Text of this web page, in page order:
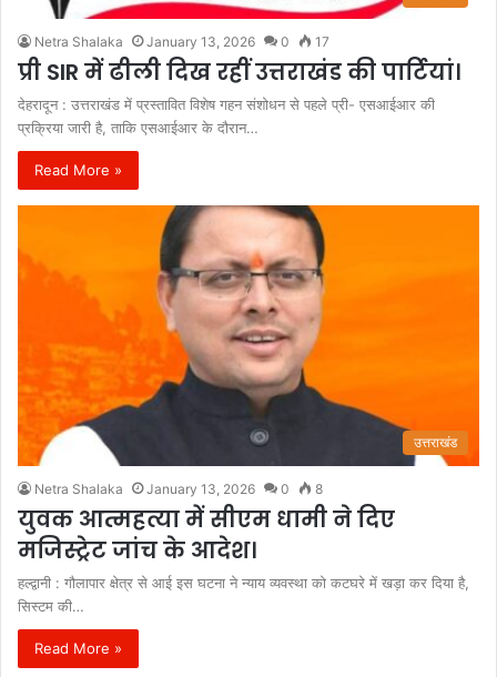
Netra Shalaka January 13, 2026 0 17
प्री SIR में ढीली दिख रहीं उत्तराखंड की पार्टियां।
देहरादून : उत्तराखंड में प्रस्तावित विशेष गहन संशोधन से पहले प्री- एसआईआर की
प्रक्रिया जारी है, ताकि एसआईआर के दौरान…
Read More »
उत्तराखंड
Netra Shalaka January 13, 2026 0 8
युवक आत्महत्या में सीएम धामी ने दिए
मजिस्ट्रेट जांच के आदेश।
हल्द्वानी : गौलापार क्षेत्र से आई इस घटना ने न्याय व्यवस्था को कटघरे में खड़ा कर दिया है,
सिस्टम की…
Read More »